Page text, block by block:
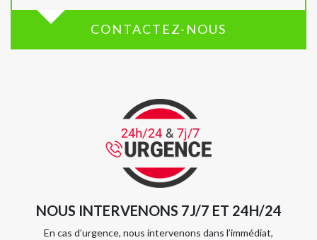
CONTACTEZ-NOUS
NOUS INTERVENONS 7J/7 ET 24H/24
En cas d’urgence, nous intervenons dans l’immédiat,